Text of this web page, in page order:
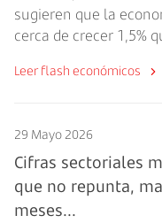
sugieren que la
cerca de crecer 1,5%
Leer flash económicos
29 Mayo 2026
Cifras sectoriales
que no repunta,
meses...